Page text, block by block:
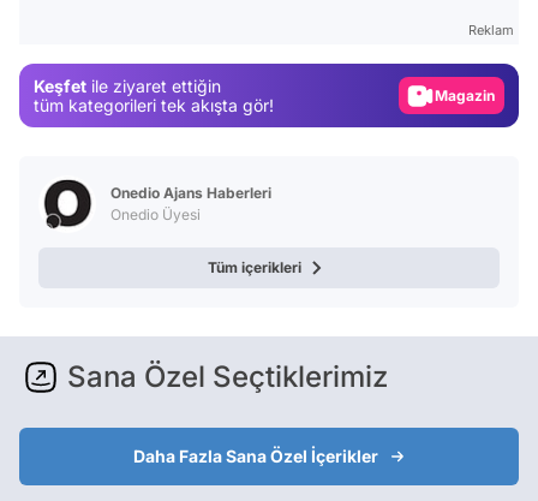
Reklam
Keşfet ile ziyaret ettiğin
tüm kategorileri tek akışta gör!
Gündem
Magazin
Video
Onedio Ajans Haberleri
Onedio Üyesi
Tüm içerikleri
Sana Özel Seçtiklerimiz
Daha Fazla Sana Özel İçerikler